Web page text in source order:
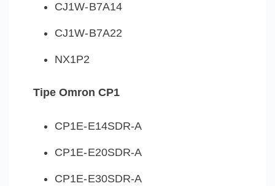
CJ1W-B7A14
CJ1W-B7A22
NX1P2
Tipe Omron CP1
CP1E-E14SDR-A
CP1E-E20SDR-A
CP1E-E30SDR-A